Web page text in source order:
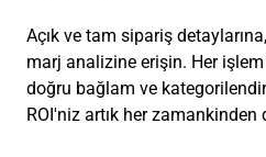
Açık ve tam sipariş
marj analizine erişin. Her
doğru bağlam ve
ROI'niz artık her zamankinden